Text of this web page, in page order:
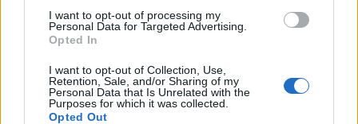
I want to opt-out of processing my
Personal Data for Targeted Advertising.
Opted In
I want to opt-out of Collection, Use,
Retention, Sale, and/or Sharing of my
Personal Data that Is Unrelated with the
Purposes for which it was collected.
Opted Out
El ‘caso Yéremi Vargas’, el niño desaparecido en 2007…
CRÓNICA